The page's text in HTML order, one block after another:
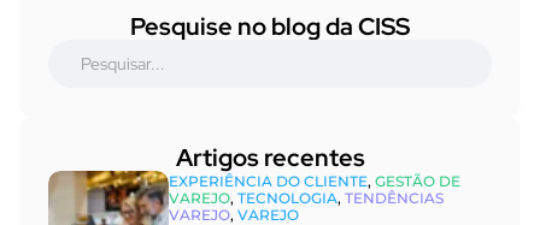
Pesquise no blog da CISS
Artigos recentes​
EXPERIÊNCIA DO CLIENTE, GESTÃO DE
VAREJO, TECNOLOGIA, TENDÊNCIAS
VAREJO, VAREJO